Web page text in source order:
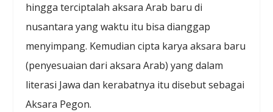
hingga terciptalah aksara Arab baru di
nusantara yang waktu itu bisa dianggap
menyimpang. Kemudian cipta karya aksara baru
(penyesuaian dari aksara Arab) yang dalam
literasi Jawa dan kerabatnya itu disebut sebagai
Aksara Pegon.